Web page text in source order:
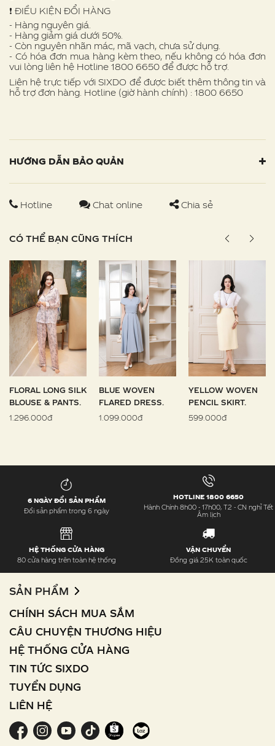
❗ ️ĐIỀU KIỆN ĐỔI HÀNG
- Hàng nguyên giá.
- Hàng giảm giá dưới 50%.
- Còn nguyên nhãn mác, mã vạch, chưa sử dụng.
- Có hóa đơn mua hàng kèm theo, nếu không có hóa đơn
vui lòng liên hệ Hotline 1800 6650 để được hỗ trợ.
Liên hệ trực tiếp với SIXDO để được biết thêm thông tin và
hỗ trợ đơn hàng. Hotline (giờ hành chính) : 1800 6650
HƯỚNG DẪN BẢO QUẢN
Hotline Chat online Chia sẻ
CÓ THỂ BẠN CŨNG THÍCH
FLORAL LONG SILK
BLOUSE & PANTS.
1.296.000đ
BLUE WOVEN
FLARED DRESS.
1.099.000đ
YELLOW WOVEN
PENCIL SKIRT.
599.000đ
6 NGÀY ĐỔI SẢN PHẨM
Đổi sản phẩm trong 6 ngày
HOTLINE 1800 6650
Hành Chính 8h00 - 17h00, T2 - CN nghỉ Tết
Âm lịch
HỆ THỐNG CỬA HÀNG
80 cửa hàng trên toàn hệ thống
VẬN CHUYỂN
Đồng giá 25K toàn quốc
SẢN PHẨM
CHÍNH SÁCH MUA SẮM
CÂU CHUYỆN THƯƠNG HIỆU
HỆ THỐNG CỬA HÀNG
TIN TỨC SIXDO
TUYỂN DỤNG
LIÊN HỆ